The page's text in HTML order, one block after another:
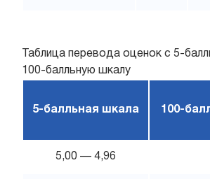
Таблица перевода оценок с 5-
100-балльную шкалу
5-балльная шкала 100-
5,00 — 4,96